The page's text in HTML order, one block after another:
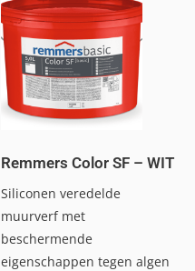
Remmers Color SF – WIT
Siliconen veredelde
muurverf met
beschermende
eigenschappen tegen algen